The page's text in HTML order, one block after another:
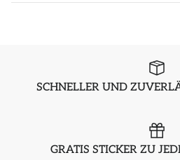
SCHNELLER UND
GRATIS STICKER ZU